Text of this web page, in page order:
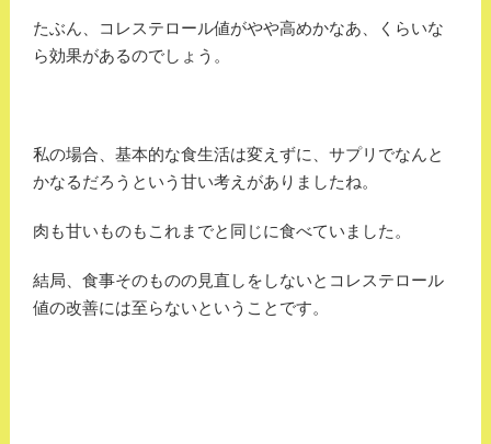
たぶん、コレステロール値がやや高めかなあ、くらいな
ら効果があるのでしょう。
私の場合、基本的な食生活は変えずに、サプリでなんと
かなるだろうという甘い考えがありましたね。
肉も甘いものもこれまでと同じに食べていました。
結局、食事そのものの見直しをしないとコレステロール
値の改善には至らないということです。